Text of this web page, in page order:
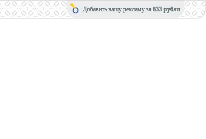
Добавить вашу рекламу за 833 рубля